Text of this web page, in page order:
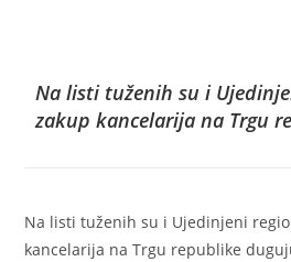
Na listi tuženih su i
zakup kancelarija na Trgu
Na listi tuženih su i Ujedinjeni
kancelarija na Trgu republike